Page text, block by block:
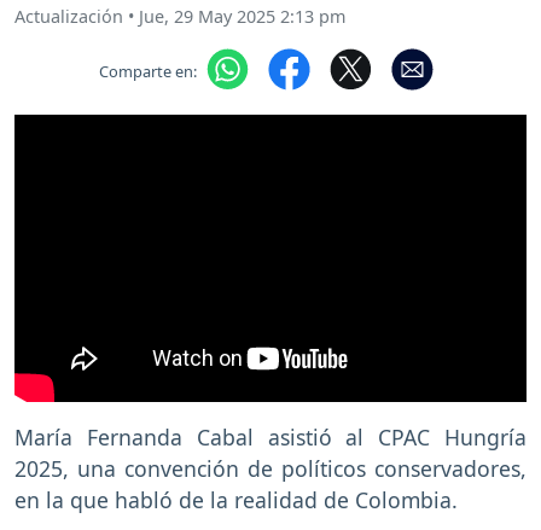
Actualización • Jue, 29 May 2025 2:13 pm
Comparte en:
María Fernanda Cabal asistió al CPAC Hungría
2025, una convención de políticos conservadores,
en la que habló de la realidad de Colombia.